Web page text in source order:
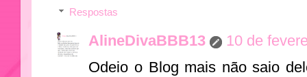
Respostas
AlineDivaBBB13
10 de
Odeio o Blog mais não saio